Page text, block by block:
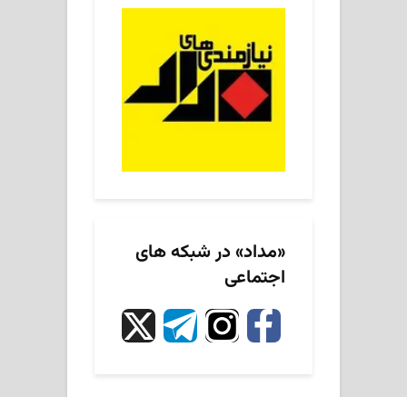
«مداد» در شبکه های
اجتماعی